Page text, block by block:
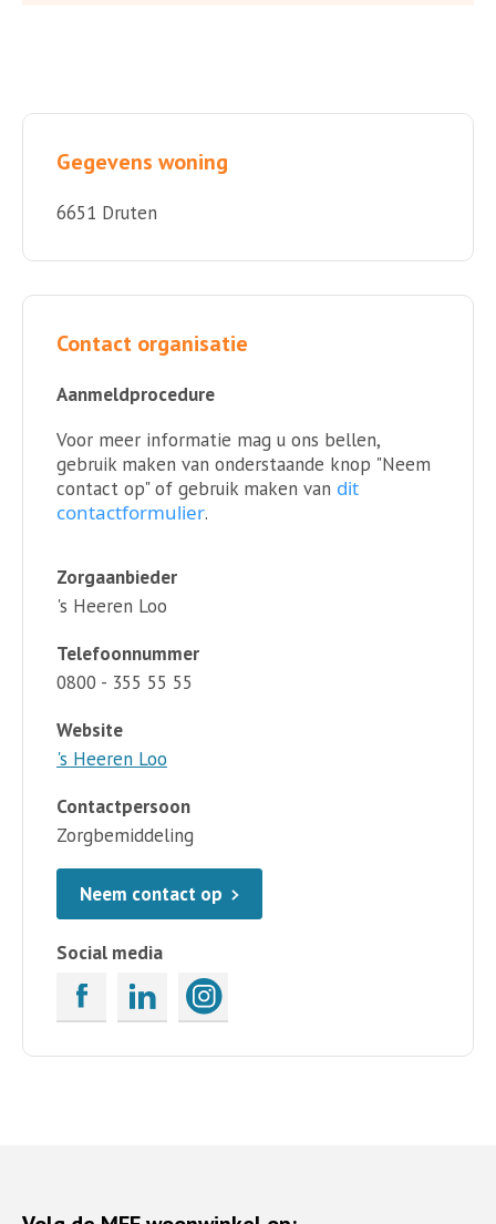
Gegevens woning
6651 Druten
Contact organisatie
Aanmeldprocedure
Voor meer informatie mag u ons bellen,
gebruik maken van onderstaande knop "Neem
contact op" of gebruik maken van dit
contactformulier.
Zorgaanbieder
's Heeren Loo
Telefoonnummer
0800 - 355 55 55
Website
's Heeren Loo
Contactpersoon
Zorgbemiddeling
Neem contact op
Social media